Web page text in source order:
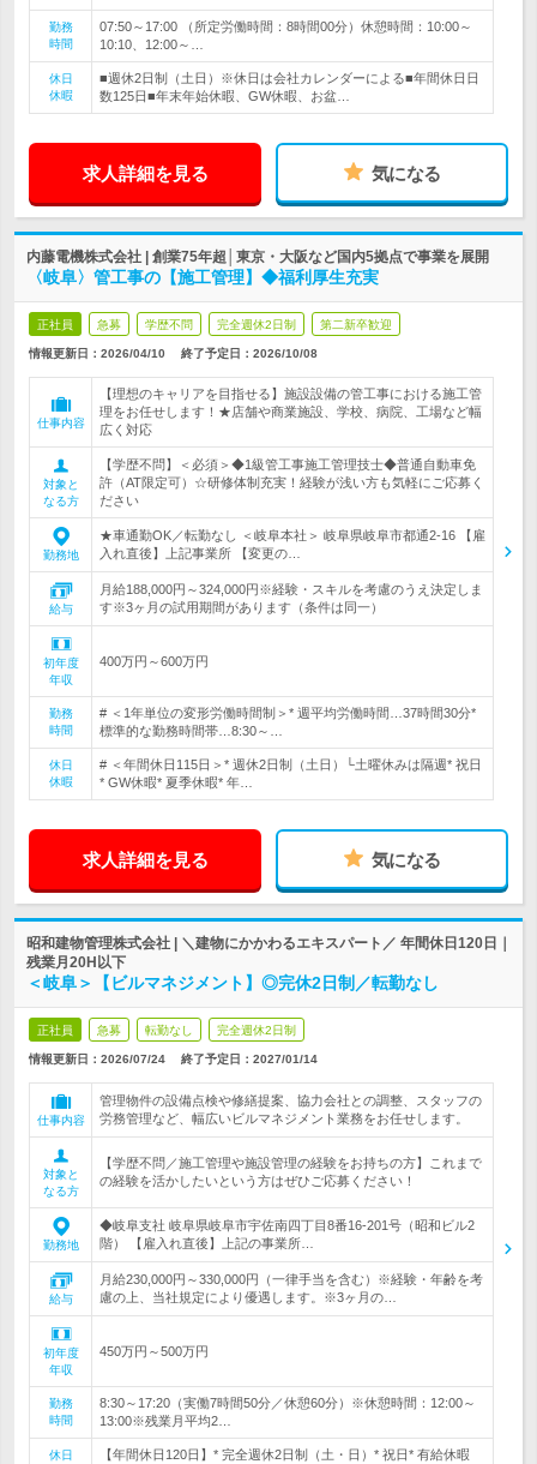
勤務
時間
07:50～17:00 （所定労働時間：8時間00分）休憩時間：10:00～
10:10、12:00～…
休日
休暇
■週休2日制（土日）※休日は会社カレンダーによる■年間休日日
数125日■年末年始休暇、GW休暇、お盆…
求人詳細を見る 気になる
内藤電機株式会社 | 創業75年超│東京・大阪など国内5拠点で事業を展開
〈岐阜〉管工事の【施工管理】◆福利厚生充実
正社員 急募 学歴不問 完全週休2日制 第二新卒歓迎
情報更新日：2026/04/10 終了予定日： 2026/10/08
仕事内容
【理想のキャリアを目指せる】施設設備の管工事における施工管
理をお任せします！★店舗や商業施設、学校、病院、工場など幅
広く対応
対象と
なる方
【学歴不問】＜必須＞◆1級管工事施工管理技士◆普通自動車免
許（AT限定可）☆研修体制充実！経験が浅い方も気軽にご応募く
ださい
勤務地
★車通勤OK／転勤なし ＜岐阜本社＞ 岐阜県岐阜市都通2-16 【雇
入れ直後】上記事業所 【変更の…
給与
月給188,000円～324,000円※経験・スキルを考慮のうえ決定しま
す※3ヶ月の試用期間があります（条件は同一）
初年度
年収
400万円～600万円
勤務
時間
# ＜1年単位の変形労働時間制＞* 週平均労働時間…37時間30分*
標準的な勤務時間帯…8:30～…
休日
休暇
# ＜年間休日115日＞* 週休2日制（土日）└土曜休みは隔週* 祝日
* GW休暇* 夏季休暇* 年…
求人詳細を見る 気になる
昭和建物管理株式会社 | ＼建物にかかわるエキスパート／ 年間休日120日｜
残業月20H以下
＜岐阜＞【ビルマネジメント】◎完休2日制／転勤なし
正社員 急募 転勤なし 完全週休2日制
情報更新日：2026/07/24 終了予定日： 2027/01/14
仕事内容
管理物件の設備点検や修繕提案、協力会社との調整、スタッフの
労務管理など、幅広いビルマネジメント業務をお任せします。
対象と
なる方
【学歴不問／施工管理や施設管理の経験をお持ちの方】これまで
の経験を活かしたいという方はぜひご応募ください！
勤務地
◆岐阜支社 岐阜県岐阜市宇佐南四丁目8番16-201号（昭和ビル2
階） 【雇入れ直後】上記の事業所…
給与
月給230,000円～330,000円（一律手当を含む）※経験・年齢を考
慮の上、当社規定により優遇します。※3ヶ月の…
初年度
年収
450万円～500万円
勤務
時間
8:30～17:20（実働7時間50分／休憩60分）※休憩時間：12:00～
13:00※残業月平均2…
休日
【年間休日120日】* 完全週休2日制（土・日）* 祝日* 有給休暇